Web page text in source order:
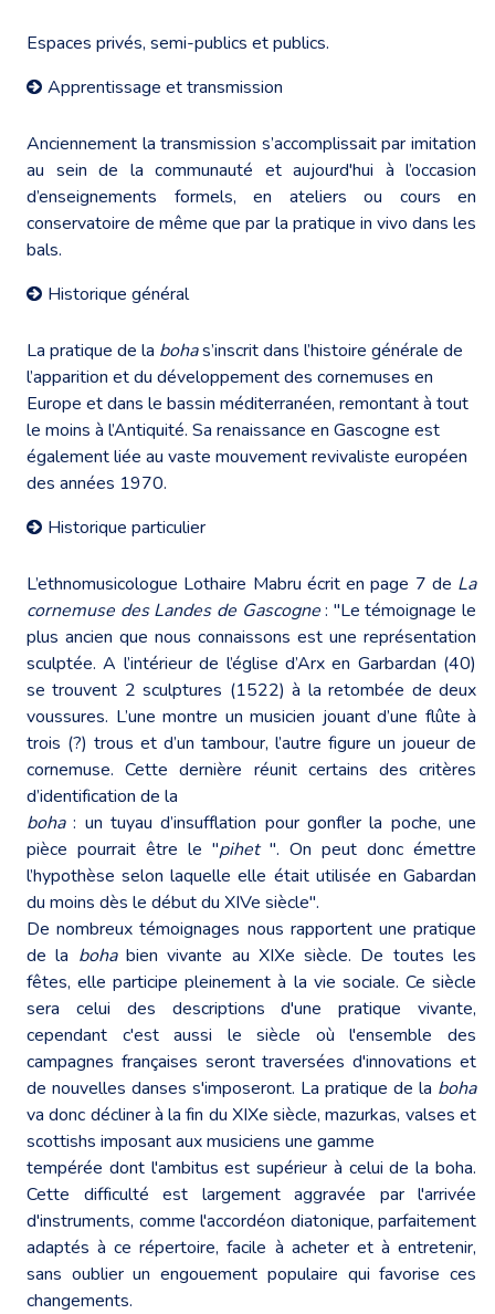
Espaces privés, semi-publics et publics.
Apprentissage et transmission
Anciennement la transmission s’accomplissait par imitation
au sein de la communauté et aujourd'hui à l’occasion
d’enseignements formels, en ateliers ou cours en
conservatoire de même que par la pratique in vivo dans les
bals.
Historique général
La pratique de la bohas’inscrit dans l’histoire générale de
l’apparition et du développement des cornemuses en
Europe et dans le bassin méditerranéen, remontant à tout
le moins à l’Antiquité. Sa renaissance en Gascogne est
également liée au vaste mouvement revivaliste européen
des années 1970.
Historique particulier
L’ethnomusicologue Lothaire Mabru écrit en page 7 de La
cornemuse des Landes de Gascogne: "Le témoignage le
plus ancien que nous connaissons est une représentation
sculptée. A l’intérieur de l’église d’Arx en Garbardan (40)
se trouvent 2 sculptures (1522) à la retombée de deux
voussures. L’une montre un musicien jouant d’une flûte à
trois (?) trous et d’un tambour, l’autre figure un joueur de
cornemuse. Cette dernière réunit certains des critères
d’identification de la
boha: un tuyau d’insufflation pour gonfler la poche, une
pièce pourrait être le "pihet". On peut donc émettre
l’hypothèse selon laquelle elle était utilisée en Gabardan
du moins dès le début du XIVe siècle".
De nombreux témoignages nous rapportent une pratique
de la bohabien vivante au XIXe siècle. De toutes les
fêtes, elle participe pleinement à la vie sociale. Ce siècle
sera celui des descriptions d'une pratique vivante,
cependant c'est aussi le siècle où l'ensemble des
campagnes françaises seront traversées d'innovations et
de nouvelles danses s'imposeront. La pratique de la boha
va donc décliner à la fin du XIXe siècle, mazurkas, valses et
scottishs imposant aux musiciens une gamme
tempérée dont l'ambitus est supérieur à celui de la boha.
Cette difficulté est largement aggravée par l'arrivée
d'instruments, comme l'accordéon diatonique, parfaitement
adaptés à ce répertoire, facile à acheter et à entretenir,
sans oublier un engouement populaire qui favorise ces
changements.